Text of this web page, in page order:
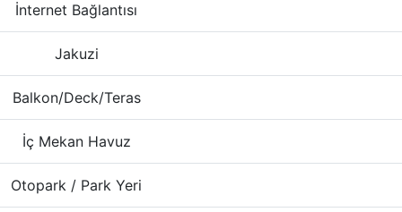
İnternet Bağlantısı
Jakuzi
Balkon/Deck/Teras
İç Mekan Havuz
Otopark / Park Yeri